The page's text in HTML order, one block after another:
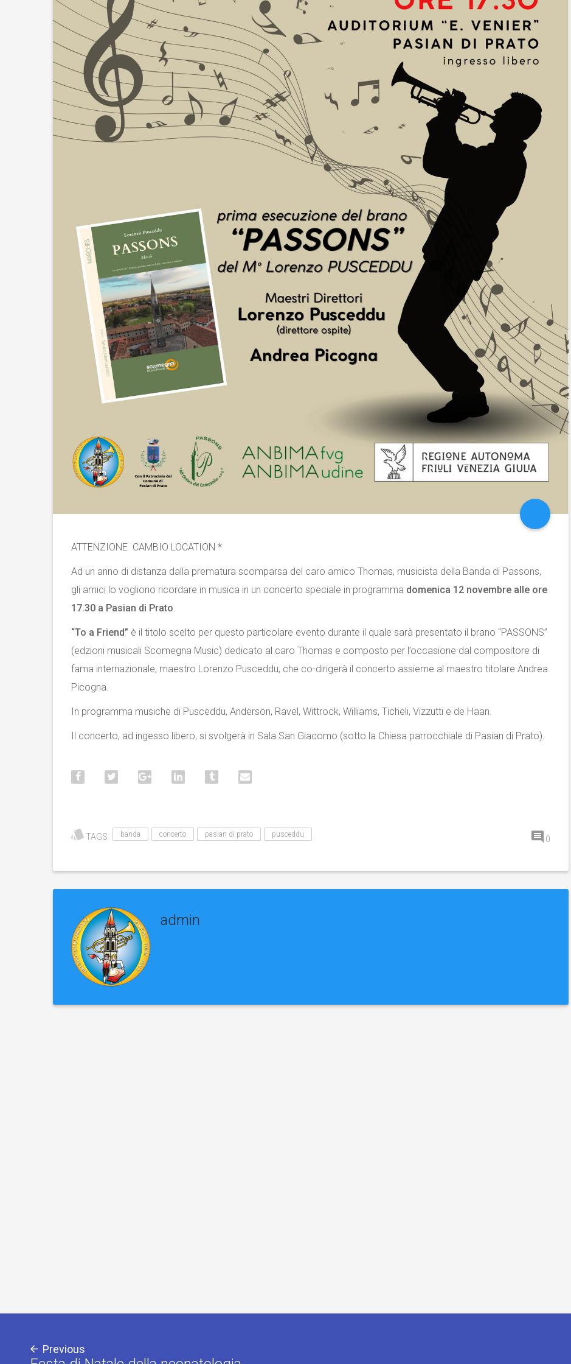
ATTENZIONE CAMBIO LOCATION *
Ad un anno di distanza dalla prematura scomparsa del caro amico Thomas, musicista della Banda di Passons,
gli amici lo vogliono ricordare in musica in un concerto speciale in programma domenica 12 novembre alle ore
17.30 a Pasian di Prato
“To a Friend” è il titolo scelto per questo particolare evento durante il quale sarà presentato il brano “PASSONS”
(edzioni musicali Scomegna Music) dedicato al caro Thomas e composto per l’occasione dal compositore di
fama internazionale, maestro Lorenzo Pusceddu, che co-dirigerà il concerto assieme al maestro titolare Andrea
Picogna.
In programma musiche di Pusceddu, Anderson, Ravel, Wittrock, Williams, Ticheli, Vizzutti e de Haan.
Il concerto, ad ingesso libero, si svolgerà in Sala San Giacomo (sotto la Chiesa parrocchiale di Pasian di Prato).
TAGS: banda concerto pasian di prato pusceddu 0
admin
Previous
percorso professionalmente stimolante.